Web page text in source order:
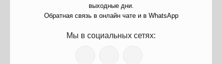
выходные дни.
Обратная связь в онлайн чате и в WhatsApp
Мы в социальных сетях: